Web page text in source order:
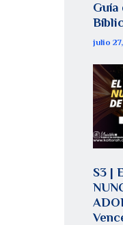
Guía
julio
S3 |